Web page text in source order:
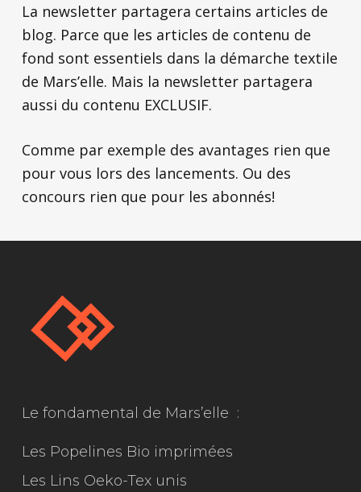
La newsletter partagera certains articles de
blog. Parce que les articles de contenu de
fond sont essentiels dans la démarche textile
de Mars’elle. Mais la newsletter partagera
aussi du contenu EXCLUSIF.
Comme par exemple des avantages rien que
pour vous lors des lancements. Ou des
concours rien que pour les abonnés!
Le fondamental de Mars’elle :
Les Popelines Bio imprimées
Les Lins Oeko-Tex unis